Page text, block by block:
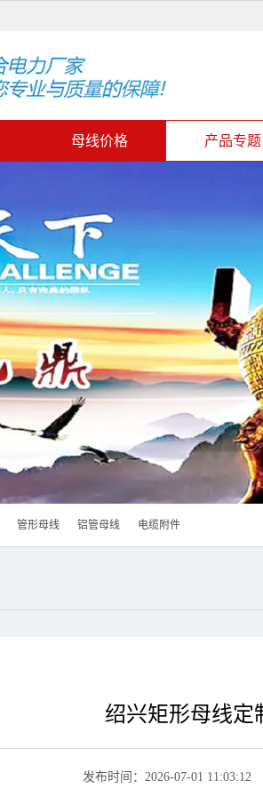
母线价格 产品专题
管形母线 铝管母线 电缆附件
绍兴矩形母线定
发布时间：2026-07-01 11:03:12